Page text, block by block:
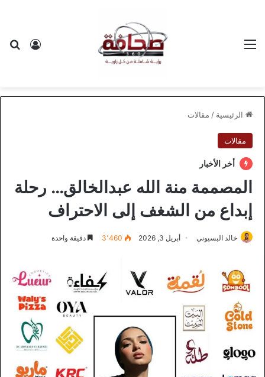
الرئيسية / مقالات
مقالات
أخر الأخبار
المصممة منة الله عبدالخالق… رحلة
إبداع من الشغف إلى الاحتراف
خالد البسيوني أبريل 3, 2026 3٬460 دقيقة واحدة